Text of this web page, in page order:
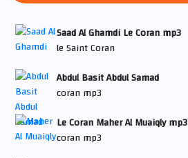
Saad Al Ghamdi Le Coran mp3
le Saint Coran
Abdul Basit Abdul Samad
coran mp3
Le Coran Maher Al Muaiqly mp3
coran mp3